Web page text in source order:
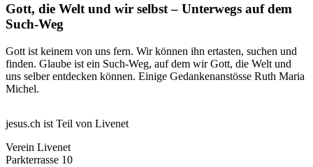
Gott, die Welt und wir selbst – Unterwegs auf dem
Such-Weg
Gott ist keinem von uns fern. Wir können ihn ertasten, suchen und
finden. Glaube ist ein Such-Weg, auf dem wir Gott, die Welt und
uns selber entdecken können. Einige Gedankenanstösse Ruth Maria
Michel.
jesus.ch ist Teil von Livenet
Verein Livenet
Parkterrasse 10